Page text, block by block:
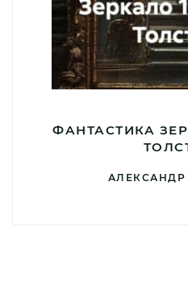
ФАНТАСТИКА